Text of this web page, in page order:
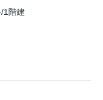
1階建